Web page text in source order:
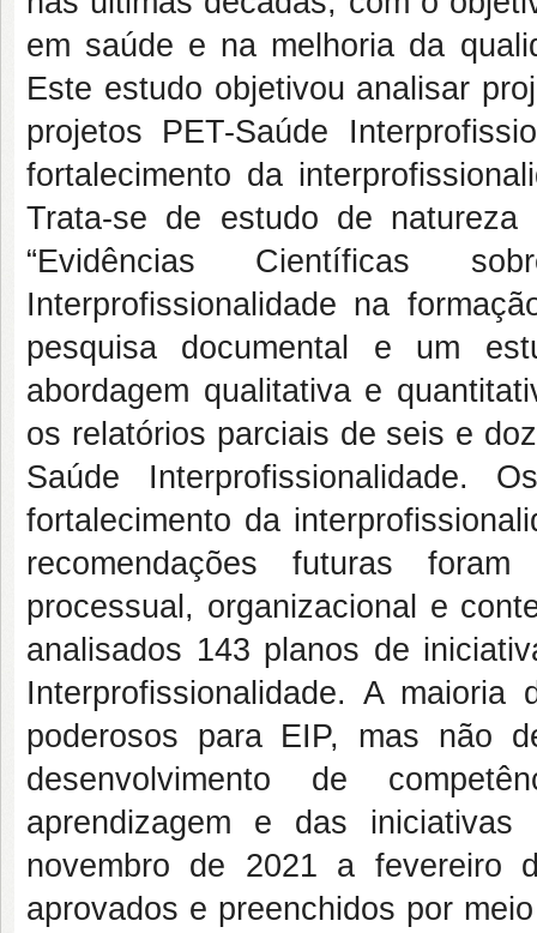
em saúde e na melhoria da
Este estudo objetivou analisar
projetos PET-Saúde
fortalecimento da
Trata-se de estudo de natureza
“Evidências Científicas
Interprofissionalidade na
pesquisa documental e um
abordagem qualitativa e
os relatórios parciais de seis e
Saúde Interprofissionalidade.
fortalecimento da
recomendações futuras
processual, organizacional e
analisados 143 planos de
Interprofissionalidade. A
poderosos para EIP, mas não
desenvolvimento de
aprendizagem e das
novembro de 2021 a fevereiro
aprovados e preenchidos por